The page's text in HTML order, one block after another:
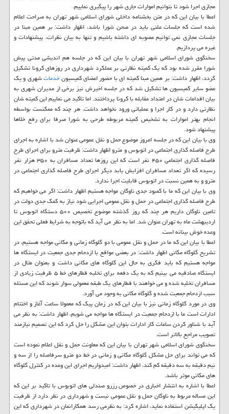
مجازی اجرا شود تا بتوانیم اموارات جاری شهر را پیگیری نماییم.
اعطا با بیان این كه در متن بخشنامه داخلی شورای اسلامی شهر تهران به صراحت اعلام
شده است كه جلسات علنی باید در صحن شورا باشد، اظهار داشت: بر همین مبنا در
جلسات مجازی نمی توانیم مصوبه ای داشته باشیم و تنها به بیان نظرات، پیشنهادات و
غیره می پردازیم.
سخنگوی شورای اسلامی شهر تهران با بیان این كه در جلسه هم اندیشی مدتی پیش
شورا مقرر شده بود كه یك كمیته نظارتی بر عملكرد شهرداری در روزهای كرونا تشكیل
گردد، اظهار داشت: بر همین مبنا كمیته ای با حضور اعضای كمیسیونخدماتشهری و یك
عضو سایر كمیسیون ها تشكیل شد كه در جلسه اخیرش نیز برخی از مدیران شهری به
بیان اقدامات شان در امتداد مقابله با كرونا پرداختند. اما تاكید می نماییم این كمیته شان
نظارتی دارد و در كار اجرا و عملیاتی ورود نخواهد داشت. هر چند كه ممكنست بواسطه
انجام بهتر اموارات به تشخیص كمیته مربوطه طرحی به شورا صرفا برای رفع خلاها
پیشنهاد شود.
وی با بیان این كه در جلسه امروز موضوع حمل و نقل عمومی عنوان شد با اشاره به اجرای
طرح فاصله گذاری اجتماعی در اتوبوس و مترو اظهار داشت: ظرفیت مترو برای اجرای طرح
فاصله گذاری اجتماعی ۴۵۰ نفر است كه این روزها تعداد مسافران به ۳۵۰ هزار نفر
رسیده كه اگر تعداد مسافران افزایش یابد دیگر اجرای طرح فاصله گذاری اجتماعی در
مترو و به همین نسبت در اتوبوس قابلیت اجرا ندارد.
وی با بیان این كه ما با كمبود جدی ناوگان مواجه هستیم اظهار داشت: اگر می خواهیم كه
طرح فاصله گذاری اجتماعی در حمل و نقل عمومی اجرایی شود نیاز به كمك جدی دولت در
تامین ناوگان داریم هر چند كه روز گذشته موضوع تخصیص ۵۰۰ دستگاه اتوبوس تا
اردیبهشت ماه به تهران عنوان شد. اما به نظر می آید كه باتوجه به شرایط فعلی تحقق این
وعده خوش بینانه است.
اعطا با بیان این كه ما در حمل و نقل عمومی با دو گلوگاه زمانی و مكانی مواجه هستیم، در
تشریح گلوگاه مكانی اظهار داشت: در بعضی مواقع با ازدحام جدی جمعیت در ایستگاه ها
مواجه هستیم كه باید فكری به حال این گلوگاه های مكانی داشت و بعنوان مثال در
ایستگاه صادقیه می بینیم كه به یك دفعه برای تخلیه قطارهای خط ۵ ظرفیت زیادی از
مسافران تخلیه شده و می خواهند با قطارهای یك طبقه معمولی سوار شوند كه این مسئله
سبب ازدحام جمعیت شده و گلوگاه مكانی به وجود می آورد.
وی در مورد گلوگاه زمانی نیز با بیان این كه در زمان پیك كه معمولا ساعت آغاز و اختتام
ادارات است ما با ازدحام جمعیت در ایستگاه ها مواجه می شویم، اظهار داشت: به نظر می
آید با شناور كردن ساعات كار ادارات بتوان این مشكل را حل كرد كه این تصمیم نیازمند
تصویب مراجع بالاتر است.
سخنگوی شورای اسلامی شهر تهران با بیان این كه معاونت حمل و نقل اعلام نموده است
كه می تواند برای حل مشكل گلوگاه مكانی و زمانی در خط دو مترو سرفاصله را از سه و
نیم دقیقه به سه دقیقه كم كند، اظهار داشت: امیدواریم اجرای این وعده در كنترل گلوگاه
های مكانی موثر باشد.
اعطا با اشاره به انتشار اخباری در خصوص رزرو صندلی های اتوبوس با تاكید بر این كه
این مساله مربوط به ناوگان حمل و نقل عمومی نیست و شهرداری در نظر دارد از ظرفیت
یك اپلیكیشن استفاده نماید، اشاره كرد: به نظرمی رسد همكارانمان در شهرداری كه این